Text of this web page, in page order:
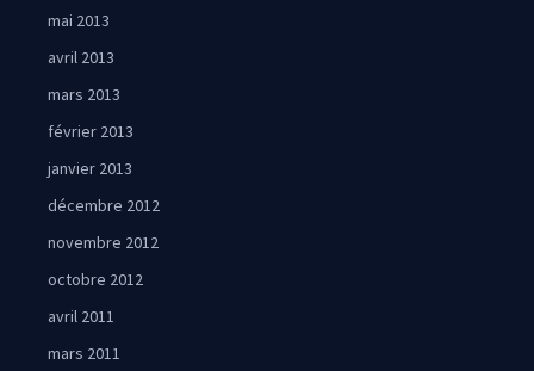
mai 2013
avril 2013
mars 2013
février 2013
janvier 2013
décembre 2012
novembre 2012
octobre 2012
avril 2011
mars 2011